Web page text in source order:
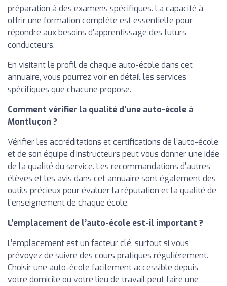
préparation à des examens spécifiques. La capacité à
offrir une formation complète est essentielle pour
répondre aux besoins d’apprentissage des futurs
conducteurs.
En visitant le profil de chaque auto-école dans cet
annuaire, vous pourrez voir en détail les services
spécifiques que chacune propose.
Comment vérifier la qualité d’une auto-école à
Montluçon ?
Vérifier les accréditations et certifications de l’auto-école
et de son équipe d’instructeurs peut vous donner une idée
de la qualité du service. Les recommandations d’autres
élèves et les avis dans cet annuaire sont également des
outils précieux pour évaluer la réputation et la qualité de
l’enseignement de chaque école.
L’emplacement de l’auto-école est-il important ?
L’emplacement est un facteur clé, surtout si vous
prévoyez de suivre des cours pratiques régulièrement.
Choisir une auto-école facilement accessible depuis
votre domicile ou votre lieu de travail peut faire une